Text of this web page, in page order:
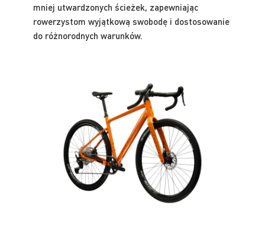
mniej utwardzonych ścieżek, zapewniając
rowerzystom wyjątkową swobodę i dostosowanie
do różnorodnych warunków.